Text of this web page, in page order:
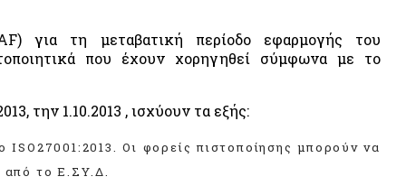
για τη μεταβατική περίοδο εφαρμογής του
που έχουν χορηγηθεί σύμφωνα με το
την 1.10.2013 , ισχύουν τα εξής:
Οι φορείς πιστοποίησης μπορούν να
από το Ε.ΣΥ.Δ.